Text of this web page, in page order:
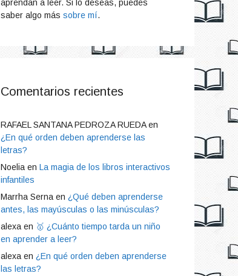
aprendan a leer. Si lo deseas, puedes
saber algo más sobre mí.
Comentarios recientes
RAFAEL SANTANA PEDROZA RUEDAen
¿En qué orden deben aprenderse las
letras?
Noelia en La magia de los libros interactivos
infantiles
Marrha Serna en ¿Qué deben aprenderse
antes, las mayúsculas o las minúsculas?
alexa en 🥇 ¿Cuánto tiempo tarda un niño
en aprender a leer?
alexa en ¿En qué orden deben aprenderse
las letras?